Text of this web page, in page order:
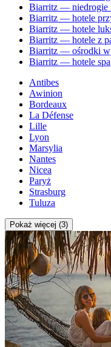
Biarritz — niedrogie
Biarritz — hotele
Biarritz — hotele
Biarritz — hotele z
Biarritz — ośrodki
Biarritz — hotele spa
Antibes
Awinion
Bordeaux
La Défense
Lille
Lyon
Marsylia
Nantes
Nicea
Paryż
Strasburg
Tuluza
Pokaż więcej (3)